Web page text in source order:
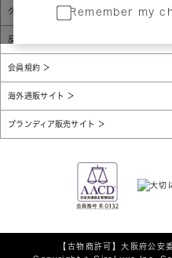
Remember my
グローバルプライバシーポリシー
反社会的勢力に対する基本方針
会員規約
海外通販サイト
ブランディア販売サイト
【古物商許可】大阪府公